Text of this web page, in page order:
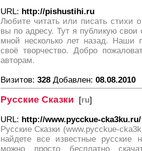
URL: http://pishustihi.ru
Любите читать или писать стихи
вы по адресу. Тут я публикую
мной несколько лет назад. Наши
своё творчество. Добро
авторам.
Визитов: 328 Добавлен: 08.08.2010
Русские Сказки [ru]
URL: http://www.pycckue-cka3ku.ru/
Русские Сказки (www.pycckue-
найдете все известные русские
можно просто бесплатно